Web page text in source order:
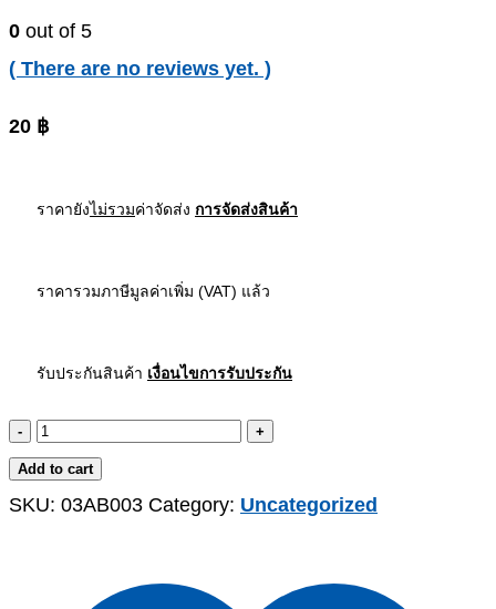
0 out of 5
( There are no reviews yet. )
20 ฿
ราคายังไม่รวมค่าจัดส่ง การจัดส่งสินค้า
ราคารวมภาษีมูลค่าเพิ่ม (VAT) แล้ว
รับประกันสินค้า เงื่อนไขการรับประกัน
- +
Add to cart
SKU: 03AB003 Category: Uncategorized